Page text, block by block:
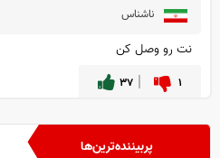
ناشناس
نت رو وصل کن
۱ ۳۷
پربیننده‌ترین‌ها